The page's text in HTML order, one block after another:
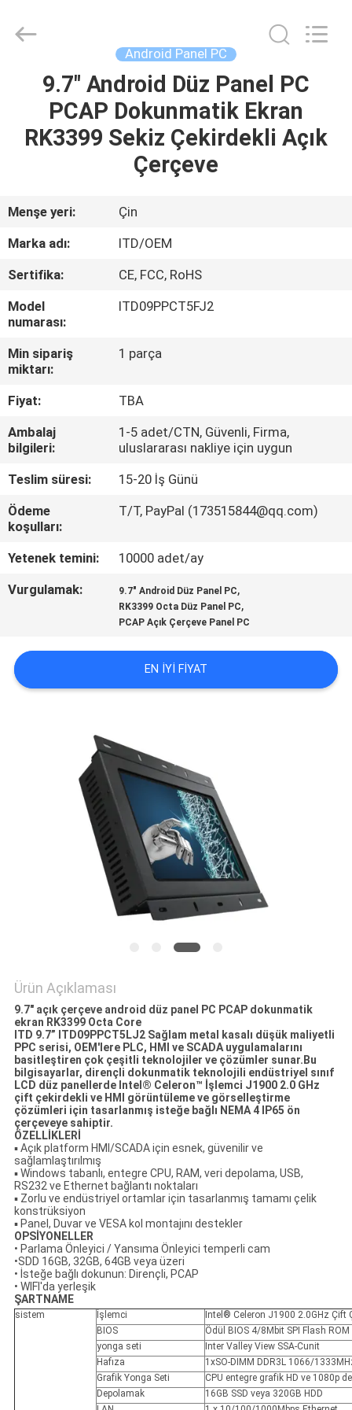
ÜRÜN:%
VIDEOLAR
FABRIKA
KALITE
KONTROL
ULAŞIN
BIR
TEKLIF
ISTEĞI
SITE
HARITASI
Equipment
Android Panel PC
9.7" Android Düz Panel PC
PCAP Dokunmatik Ekran
RK3399 Sekiz Çekirdekli Açık
Çerçeve
Menşe yeri:
Çin
Marka adı:
ITD/OEM
Sertifika:
CE, FCC, RoHS
Model
numarası:
ITD09PPCT5FJ2
Min sipariş
miktarı:
1 parça
Fiyat:
TBA
Ambalaj
bilgileri:
1-5 adet/CTN, Güvenli, Firma,
uluslararası nakliye için uygun
Teslim süresi:
15-20 İş Günü
Ödeme
koşulları:
T/T, PayPal (173515844@qq.com)
Yetenek temini:
10000 adet/ay
Vurgulamak:
9.7" Android Düz Panel PC,
RK3399 Octa Düz Panel PC,
PCAP Açık Çerçeve Panel PC
EN IYI FIYAT
Ürün Açıklaması
9.7" açık çerçeve android düz panel PC PCAP dokunmatik
ekran RK3399 Octa Core
ITD 9.7” ITD09PPCT5LJ2 Sağlam metal kasalı düşük maliyetli
PPC serisi, OEM'lere PLC, HMI ve SCADA uygulamalarını
basitleştiren çok çeşitli teknolojiler ve çözümler sunar.Bu
bilgisayarlar, dirençli dokunmatik teknolojili endüstriyel sınıf
LCD düz panellerde Intel® Celeron™ İşlemci J1900 2.0 GHz
çift çekirdekli ve HMI görüntüleme ve görselleştirme
çözümleri için tasarlanmış isteğe bağlı NEMA 4 IP65 ön
çerçeveye sahiptir.
ÖZELLİKLERİ
▪ Açık platform HMI/SCADA için esnek, güvenilir ve
sağlamlaştırılmış
▪ Windows tabanlı, entegre CPU, RAM, veri depolama, USB,
RS232 ve Ethernet bağlantı noktaları
▪ Zorlu ve endüstriyel ortamlar için tasarlanmış tamamı çelik
konstrüksiyon
▪ Panel, Duvar ve VESA kol montajını destekler
OPSİYONELLER
• Parlama Önleyici / Yansıma Önleyici temperli cam
•SDD 16GB, 32GB, 64GB veya üzeri
• İsteğe bağlı dokunun: Dirençli, PCAP
• WIFI'da yerleşik
ŞARTNAME
sistem İşlemci
Intel® Celeron J1900 2.0GHz Çift
BIOS
Ödül BIOS 4/8Mbit SPI Flash ROM
yonga seti
Inter Valley View SSA-Cunit
Hafıza
1xSO-DIMM DDR3L 1066/
Grafik Yonga Seti
CPU entegre grafik HD ve 1080p
Depolamak
16GB SSD veya 320GB HDD